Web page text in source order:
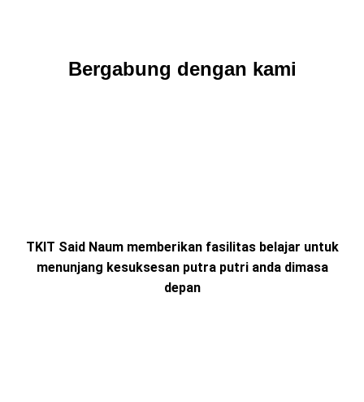
Bergabung dengan kami
TKIT Said Naum memberikan fasilitas belajar untuk
menunjang kesuksesan putra putri anda dimasa
depan